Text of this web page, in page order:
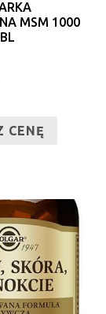
MSM 1000
CENĘ